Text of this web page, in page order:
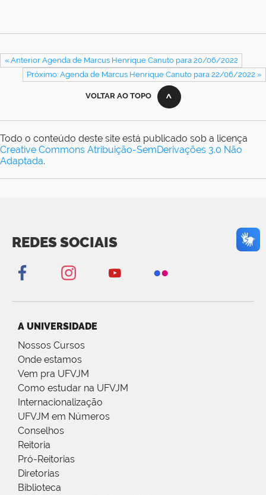
« Anterior Agenda de Marcus Henrique Canuto para 20/06/2022
Próximo: Agenda de Marcus Henrique Canuto para 22/06/2022 »
VOLTAR AO TOPO
Todo o conteúdo deste site está publicado sob a licença
Creative Commons Atribuição-SemDerivações 3.0 Não
Adaptada.
REDES SOCIAIS
A UNIVERSIDADE
Nossos Cursos
Onde estamos
Vem pra UFVJM
Como estudar na UFVJM
Internacionalização
UFVJM em Números
Conselhos
Reitoria
Pró-Reitorias
Diretorias
Biblioteca